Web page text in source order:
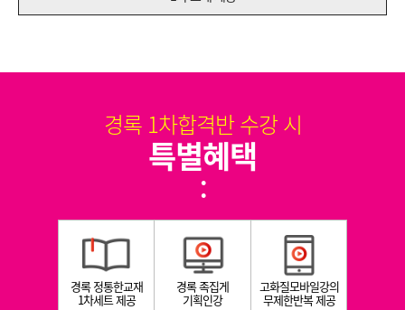
경록 1차합격반 수강 시
특별혜택
:
경록 정통한교재
1차세트 제공
경록 족집게
기획인강
고화질모바일강의
무제한반복 제공